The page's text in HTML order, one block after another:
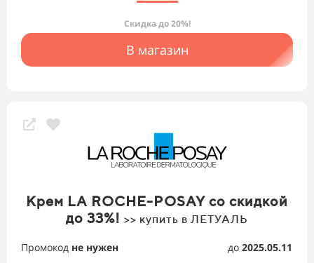
Скидка до 20%!
В магазин
Крем LA ROCHE-POSAY со скидкой
до 33%! >> купить в ЛЕТУАЛЬ
Промокод не нужен до 2025.05.11